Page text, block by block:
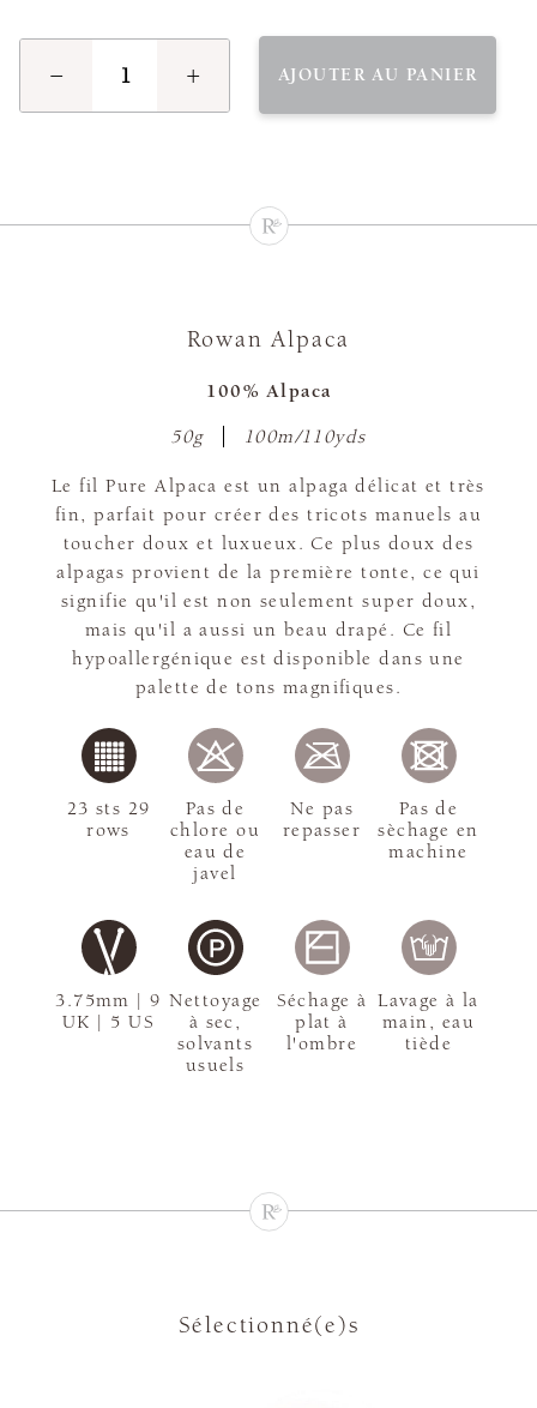
− + AJOUTER AU PANIER
Rowan Alpaca
100% Alpaca
50g 100m/110yds
Le fil Pure Alpaca est un alpaga délicat et très
fin, parfait pour créer des tricots manuels au
toucher doux et luxueux. Ce plus doux des
alpagas provient de la première tonte, ce qui
signifie qu'il est non seulement super doux,
mais qu'il a aussi un beau drapé. Ce fil
hypoallergénique est disponible dans une
palette de tons magnifiques.
3.75mm | 9
UK | 5 US
23 sts 29
rows
Pas de
chlore ou
eau de
javel
Ne pas
repasser
Pas de
sèchage en
machine
Nettoyage
à sec,
solvants
usuels
Séchage à
plat à
l'ombre
Lavage à la
main, eau
tiède
Sélectionné(e)s